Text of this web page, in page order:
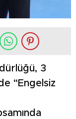
3
“Engelsiz